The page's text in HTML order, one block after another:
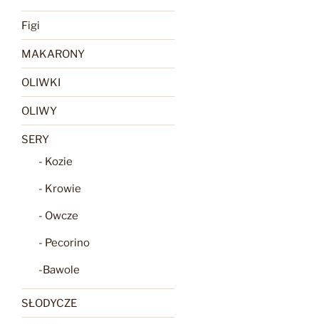
Figi
MAKARONY
OLIWKI
OLIWY
SERY
- Kozie
- Krowie
- Owcze
- Pecorino
-Bawole
SŁODYCZE